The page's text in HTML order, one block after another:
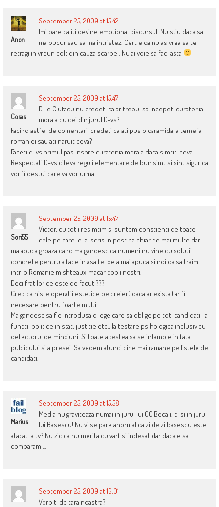
Anon
September 25, 2009 at 15:42
Imi pare ca iti devine emotional discursul. Nu stiu daca sa
ma bucur sau sa ma intristez. Cert e ca nu as vrea sa te
retragi in vreun colt din cauza scarbei. Nu ai voie sa faci asta
Cosas
September 25, 2009 at 15:47
D-le Ciutacu nu credeti ca ar trebui sa incepeti curatenia
morala cu cei din jurul D-vs?
Facind astfel de comentarii credeti ca ati pus o caramida la temelia
romaniei sau ati naruit ceva?
Faceti d-vs primul pas inspre curatenia morala daca simtiti ceva.
Respectati D-vs citeva reguli elementare de bun simt si sint sigur ca
vor fi destui care va vor urma.
Sori55
September 25, 2009 at 15:47
Victor, cu totii resimtim si suntem constienti de toate
cele pe care le-ai scris in post ba chiar de mai multe dar
ma apuca groaza cand ma gandesc ca numeni nu vine cu solutii
concrete pentru a face in asa fel de a mai apuca si noi da sa traim
intr-o Romanie mishteaux_macar copii nostri.
Deci fratilor ce este de facut ???
Cred ca niste operatii estetice pe creier( daca ar exista) ar fi
necesare pentru foarte multi.
Ma gandesc sa fie introdusa o lege care sa oblige pe toti candidatii la
functii politice in stat, justitie etc., la testare psihologica inclusiv cu
detectorul de minciuni. Si toate acestea sa se intample in fata
publicului si a presei. Sa vedem atunci cine mai ramane pe listele de
candidati.
Marius
September 25, 2009 at 15:58
Media nu graviteaza numai in jurul lui GG Becali, ci si in jurul
lui Basescu! Nu vi se pare anormal ca zi de zi basescu este
atacat la tv? Nu zic ca nu merita cu varf si indesat dar daca e sa
comparam …
September 25, 2009 at 16:01
Vorbiti de tara noastra?